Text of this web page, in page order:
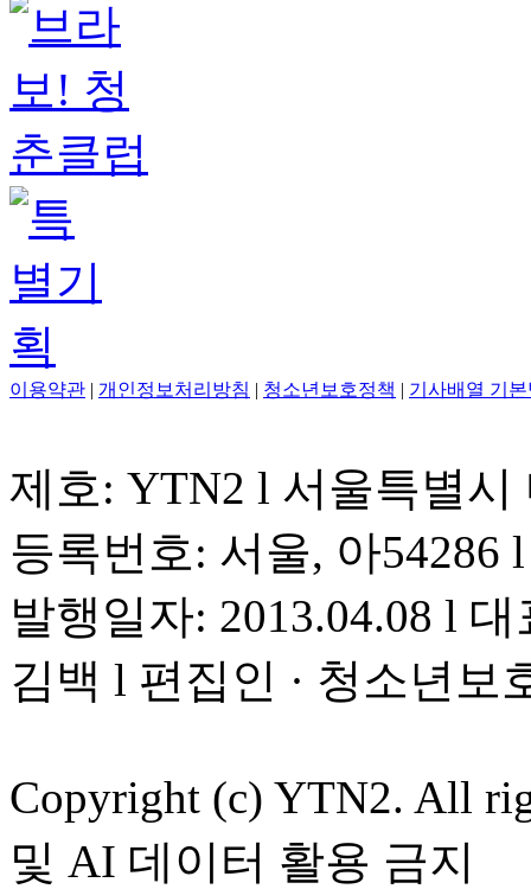
이용약관 개인정보처리방침 청소년보호정책 기사배열 기
제호: YTN2 l 서울특별
등록번호: 서울, 아54286
발행일자: 2013.04.08 l
김백 l 편집인 · 청소년보
Copyright (c) YTN2. All
및 AI 데이터 활용 금지